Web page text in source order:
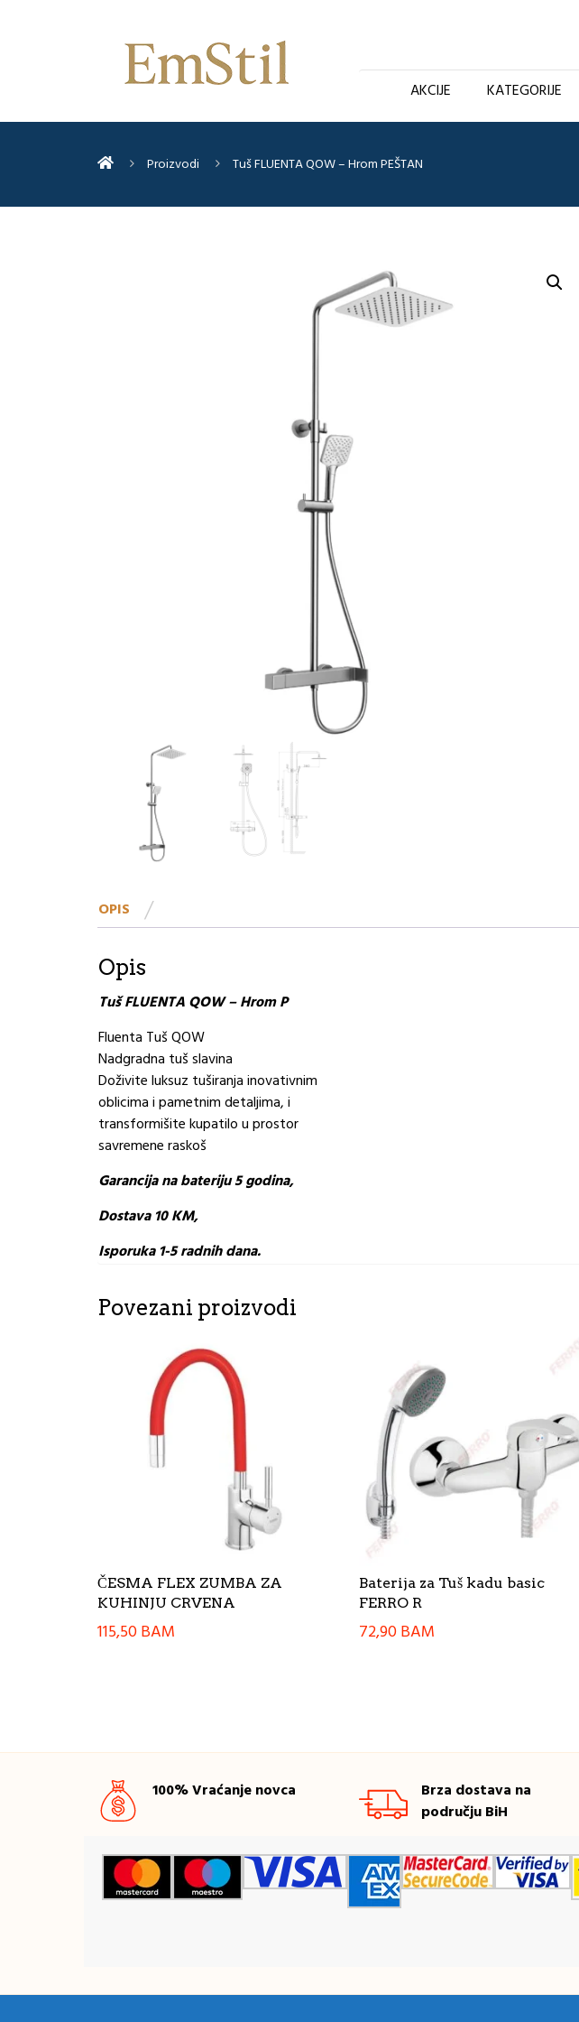
AKCIJE KATEGORIJE
Proizvodi Tuš FLUENTA QOW – Hrom PEŠTAN
OPIS
Opis
Tuš FLUENTA QOW – Hrom P
Fluenta Tuš QOW
Nadgradna tuš slavina
Doživite luksuz tuširanja inovativnim
oblicima i pametnim detaljima, i
transformišite kupatilo u prostor
savremene raskoš
Garancija na bateriju 5 godina,
Dostava 10 KM,
Isporuka 1-5 radnih dana.
Povezani proizvodi
ČESMA FLEX ZUMBA ZA
KUHINJU CRVENA
115,50BAM
Baterija za Tuš kadu basic
FERRO R
72,90BAM
100% Vraćanje novca
Brza dostava na
području BiH